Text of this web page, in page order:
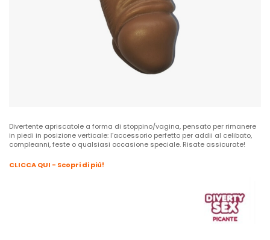
Divertente apriscatole a forma di stoppino/vagina, pensato per rimanere
in piedi in posizione verticale: l’accessorio perfetto per addii al celibato,
compleanni, feste o qualsiasi occasione speciale. Risate assicurate!
CLICCA QUI - Scopri di più!